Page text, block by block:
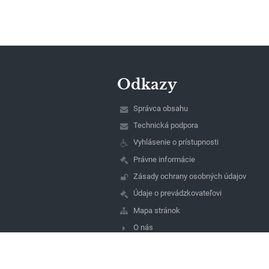
Odkazy
Správca obsahu
Technická podpora
Vyhlásenie o prístupnosti
Právne informácie
Zásady ochrany osobných údajov
Údaje o prevádzkovateľovi
Mapa stránok
O nás